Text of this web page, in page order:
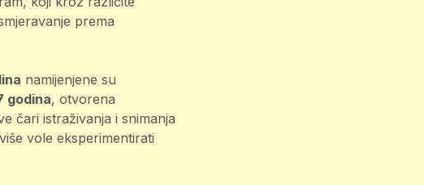
prema
namijenjene su
godina, otvorena
čari istraživanja i snimanja
vole eksperimentirati